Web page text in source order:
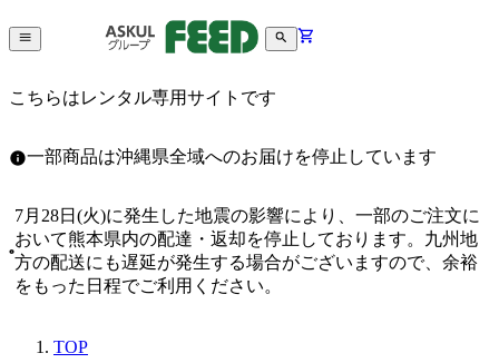
こちらはレンタル専用サイトです
一部商品は沖縄県全域へのお届けを停止しています
7月28日(火)に発生した地震の影響により、一部のご注文に
おいて熊本県内の配達・返却を停止しております。九州地
方の配送にも遅延が発生する場合がございますので、余裕
をもった日程でご利用ください。
TOP